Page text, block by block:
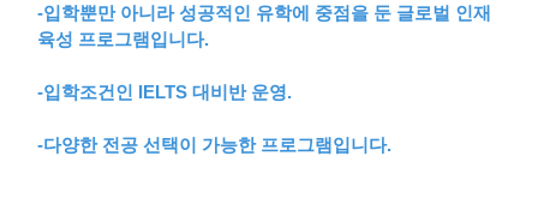
-입학뿐만 아니라 성공적인 유학에 중점을 둔 글로벌 인재
육성 프로그램입니다.
-입학조건인 IELTS 대비반 운영.
-다양한 전공 선택이 가능한 프로그램입니다.